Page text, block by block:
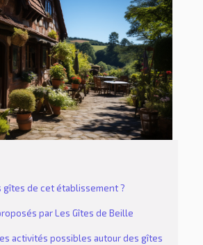
gîtes de cet établissement ?
par Les Gîtes de Beille
activités possibles autour des gîtes